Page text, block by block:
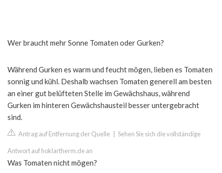
Wer braucht mehr Sonne Tomaten oder Gurken?
Während Gurken es warm und feucht mögen, lieben es Tomaten
sonnig und kühl. Deshalb wachsen Tomaten generell am besten
an einer gut belüfteten Stelle im Gewächshaus, während
Gurken im hinteren Gewächshausteil besser untergebracht
sind.
Antrag auf Entfernung der Quelle Sehen Sie sich die vollständige
Antwort auf hoklartherm.de an
Was Tomaten nicht mögen?